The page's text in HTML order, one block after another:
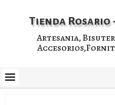
Tienda Rosario
Artesania,